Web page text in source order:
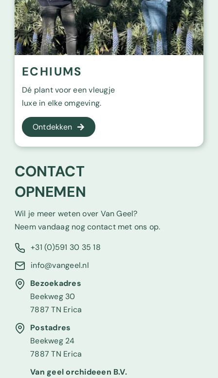
ECHIUMS
Dé plant voor een vleugje
luxe in elke omgeving.
Ontdekken
CONTACT
OPNEMEN
Wil je meer weten over Van Geel?
Neem vandaag nog contact met ons op.
+31 (0)591 30 35 18
info@vangeel.nl
Bezoekadres
Beekweg 30
7887 TN Erica
Postadres
Beekweg 24
7887 TN Erica
Van geel orchideeen B.V.